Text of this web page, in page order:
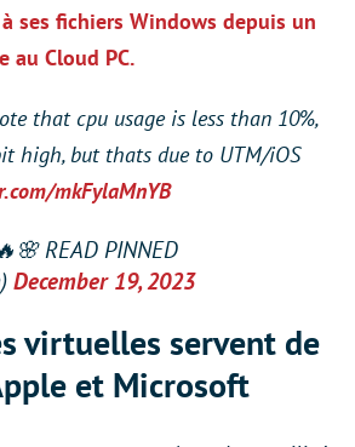
ses fichiers Windows depuis un
au Cloud PC.
that cpu usage is less than 10%,
high, but thats due to UTM/iOS
mkFylaMnYB
READ PINNED
December 19, 2023
virtuelles servent de
et Microsoft